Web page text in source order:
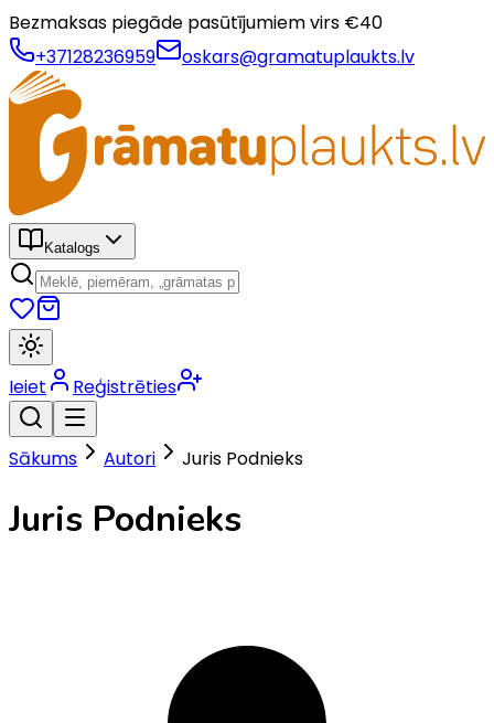
Bezmaksas piegāde pasūtījumiem virs €40
+37128236959
oskars@gramatuplaukts.lv
Katalogs
Ieiet Reģistrēties
Sākums Autori Juris Podnieks
Juris Podnieks